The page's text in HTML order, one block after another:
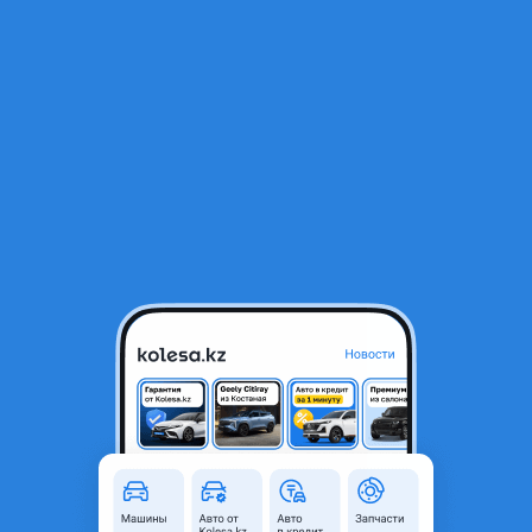
Новый двигатель G4KE на Hyundai Santa FE 2.4 бензин (санта фе)
Алматы, Алматинская